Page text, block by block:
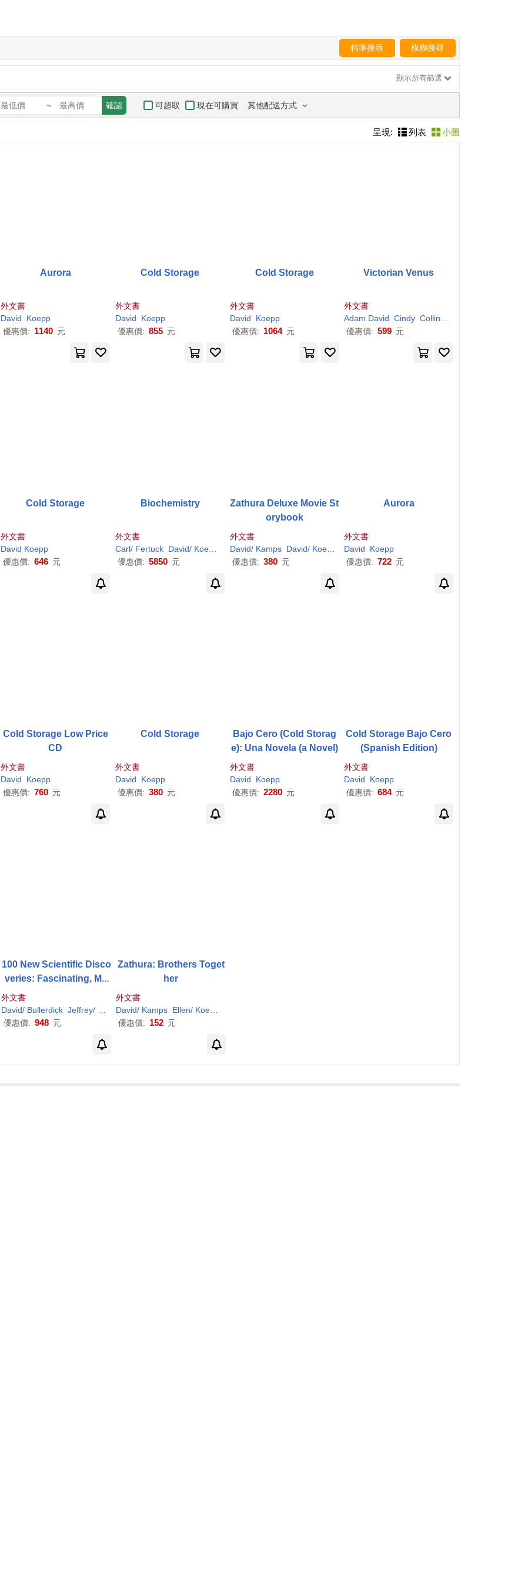
精準搜尋 模糊搜尋
顯示所有篩選
~ 確認 可超取 現在可購買 其他配送方式
呈現: 列表 小圖
Aurora
外文書
David
Koepp
優惠價: 1140 元
Cold Storage
外文書
David
Koepp
優惠價: 855 元
Cold Storage
外文書
David
Koepp
優惠價: 1064 元
Victorian Venus
外文書
Adam David Cindy Collings
優惠價: 599 元
George (ILT) Gil (ILT)/ Perez Michael/ Koepp
Walt (CON)/ Kane
Cold Storage
外文書
David Koepp
優惠價: 646 元
Biochemistry
外文書
Carl/ Fertuck David/ Koeppe II (CON) Kirsten/ Josephy Rhodes Roger E.
優惠價: 5850 元
Zathura Deluxe Movie St
orybook
外文書
David/ Kamps David/ Koepp John Seidman
優惠價: 380 元
Aurora
外文書
David
Koepp
優惠價: 722 元
Cold Storage Low Price
CD
外文書
David
Koepp
優惠價: 760 元
Cold Storage
外文書
David
Koepp
優惠價: 380 元
Bajo Cero (Cold Storag
e): Una Novela (a Novel)
外文書
David
Koepp
優惠價: 2280 元
Cold Storage Bajo Cero
(Spanish Edition)
外文書
David
Koepp
優惠價: 684 元
Koepp
100 New Scientific Disco
veries: Fascinating, Mo
mentous, and Mind-Exp
anding Stories
外文書
David/ Bullerdick Jeffrey/ Lemonick Koepp Michael Michael Q./ Kluger
優惠價: 948 元
Zathura: Brothers Toget
her
外文書
David/ Kamps Ellen/ Koepp
優惠價: 152 元